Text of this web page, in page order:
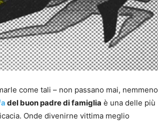
come tali – non passano mai, nemmeno
del buon padre di famiglia è una delle più
Onde divenirne vittima meglio